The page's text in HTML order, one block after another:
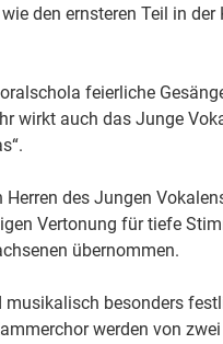
den ernsteren Teil in der
feierliche
wirkt auch das Junge
des Jungen
Vertonung für tiefe
übernommen.
musikalisch besonders
werden von